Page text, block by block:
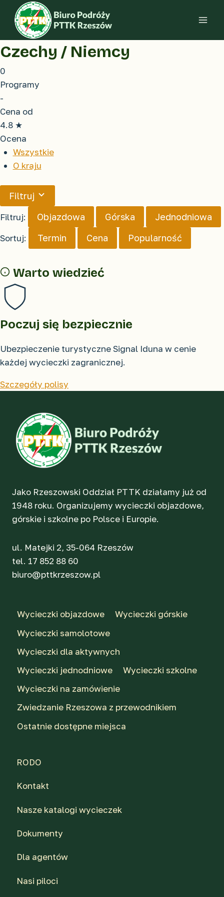
Przejdź
treści
Czechy / Niemcy
0
Programy
-
Cena od
4.8 ★
Ocena
Wszystkie
O kraju
Filtruj
Filtruj: Objazdowa Górska Jednodniowa
Sortuj: Termin Cena Popularność
Warto wiedzieć
Poczuj się bezpiecznie
Ubezpieczenie turystyczne Signal Iduna w cenie
każdej wycieczki zagranicznej.
Szczegóły polisy
Jako Rzeszowski Oddział PTTK działamy już od
1948 roku. Organizujemy wycieczki objazdowe,
górskie i szkolne po Polsce i Europie.
ul. Matejki 2, 35-064 Rzeszów
tel. 17 852 88 60
biuro@pttkrzeszow.pl
Wycieczki objazdowe
Wycieczki górskie
Wycieczki samolotowe
Wycieczki dla aktywnych
Wycieczki jednodniowe
Wycieczki szkolne
Wycieczki na zamówienie
Zwiedzanie Rzeszowa z przewodnikiem
Ostatnie dostępne miejsca
RODO
Kontakt
Nasze katalogi wycieczek
Dokumenty
Dla agentów
Nasi piloci